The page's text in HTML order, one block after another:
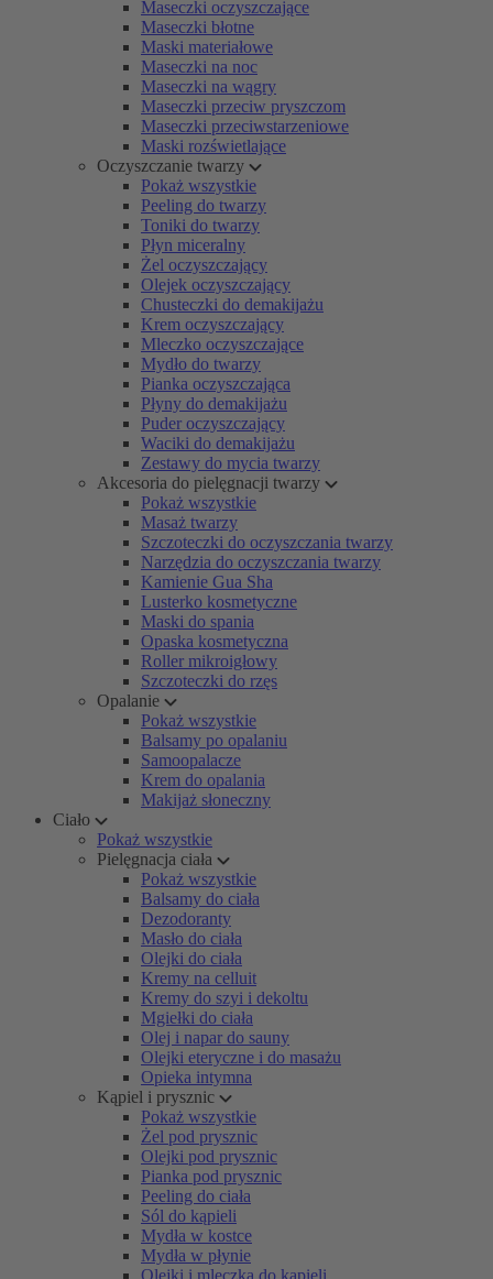
Maseczki oczyszczające
Maseczki błotne
Maski materiałowe
Maseczki na noc
Maseczki na wągry
Maseczki przeciw pryszczom
Maseczki przeciwstarzeniowe
Maski rozświetlające
Oczyszczanie twarzy
Pokaż wszystkie
Peeling do twarzy
Toniki do twarzy
Płyn miceralny
Żel oczyszczający
Olejek oczyszczający
Chusteczki do demakijażu
Krem oczyszczający
Mleczko oczyszczające
Mydło do twarzy
Pianka oczyszczająca
Płyny do demakijażu
Puder oczyszczający
Waciki do demakijażu
Zestawy do mycia twarzy
Akcesoria do pielęgnacji twarzy
Pokaż wszystkie
Masaż twarzy
Szczoteczki do oczyszczania twarzy
Narzędzia do oczyszczania twarzy
Kamienie Gua Sha
Lusterko kosmetyczne
Maski do spania
Opaska kosmetyczna
Roller mikroigłowy
Szczoteczki do rzęs
Opalanie
Pokaż wszystkie
Balsamy po opalaniu
Samoopalacze
Krem do opalania
Makijaż słoneczny
Ciało
Pokaż wszystkie
Pielęgnacja ciała
Pokaż wszystkie
Balsamy do ciała
Dezodoranty
Masło do ciała
Olejki do ciała
Kremy na celluit
Kremy do szyi i dekoltu
Mgiełki do ciała
Olej i napar do sauny
Olejki eteryczne i do masażu
Opieka intymna
Kąpiel i prysznic
Pokaż wszystkie
Żel pod prysznic
Olejki pod prysznic
Pianka pod prysznic
Peeling do ciała
Sól do kąpieli
Mydła w kostce
Mydła w płynie
Olejki i mleczka do kąpieli